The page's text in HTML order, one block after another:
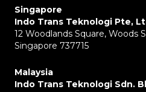
Singapore
Indo Trans Teknologi Pte,
12 Woodlands Square, Woods
Singapore 737715
Malaysia
Indo Trans Teknologi Sdn.